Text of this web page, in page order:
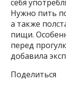
себя
Нужно пить
а также
пищи.
перед
добавила
Поделиться